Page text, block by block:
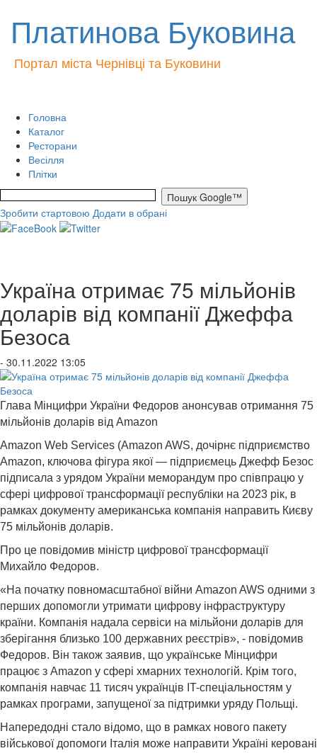
Платинова Буковина
Портал міста Чернівці та Буковини
Головна
Каталог
Ресторани
Весілля
Плітки
Зробити стартовою Додати в обрані
Україна отримає 75 мільйонів
доларів від компанії Джеффа
Безоса
- 30.11.2022 13:05
Глава Мінцифри України Федоров анонсував отримання 75
мільйонів доларів від Amazon
Amazon Web Services (Amazon AWS, дочірнє підприємство
Amazon, ключова фігура якої — підприємець Джефф Безос
підписала з урядом України меморандум про співпрацю у
сфері цифрової трансформації республіки на 2023 рік, в
рамках документу американська компанія направить Києву
75 мільйонів доларів.
Про це повідомив міністр цифрової трансформації
Михайло Федоров.
«На початку повномасштабної війни Amazon AWS одними з
перших допомогли утримати цифрову інфраструктуру
країни. Компанія надала сервіси на мільйони доларів для
зберігання близько 100 державних реєстрів», - повідомив
Федоров. Він також заявив, що українське Мінцифри
працює з Amazon у сфері хмарних технологій. Крім того,
компанія навчає 11 тисяч українців IT-спеціальностям у
рамках програми, запущеної за підтримки уряду Польщі.
Напередодні стало відомо, що в рамках нового пакету
військової допомоги Італія може направити Україні керовані